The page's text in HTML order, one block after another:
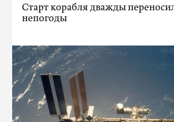
Старт корабля дважды
непогоды